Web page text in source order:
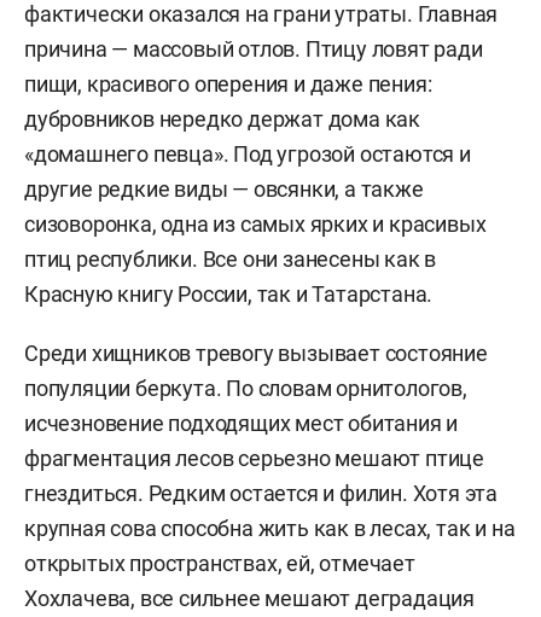
фактически оказался на грани утраты. Главная
причина — массовый отлов. Птицу ловят ради
пищи, красивого оперения и даже пения:
дубровников нередко держат дома как
«домашнего певца». Под угрозой остаются и
другие редкие виды — овсянки, а также
сизоворонка, одна из самых ярких и красивых
птиц республики. Все они занесены как в
Красную книгу России, так и Татарстана.
Среди хищников тревогу вызывает состояние
популяции беркута. По словам орнитологов,
исчезновение подходящих мест обитания и
фрагментация лесов серьезно мешают птице
гнездиться. Редким остается и филин. Хотя эта
крупная сова способна жить как в лесах, так и на
открытых пространствах, ей, отмечает
Хохлачева, все сильнее мешают деградация